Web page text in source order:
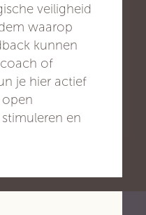
veiligheid
waarop
kunnen
of
je hier actief
en